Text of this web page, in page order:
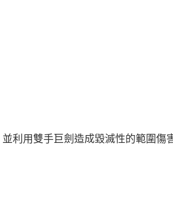
利用雙手巨劍造成毀滅性的範圍傷